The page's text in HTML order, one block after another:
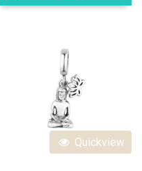
Quickview